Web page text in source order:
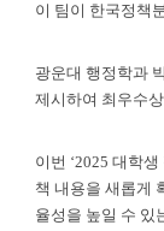
이 팀이 한국정책
광운대 행정학과
제시하여 최우수
이번 ‘2025 대학
책 내용을 새롭게
율성을 높일 수 있